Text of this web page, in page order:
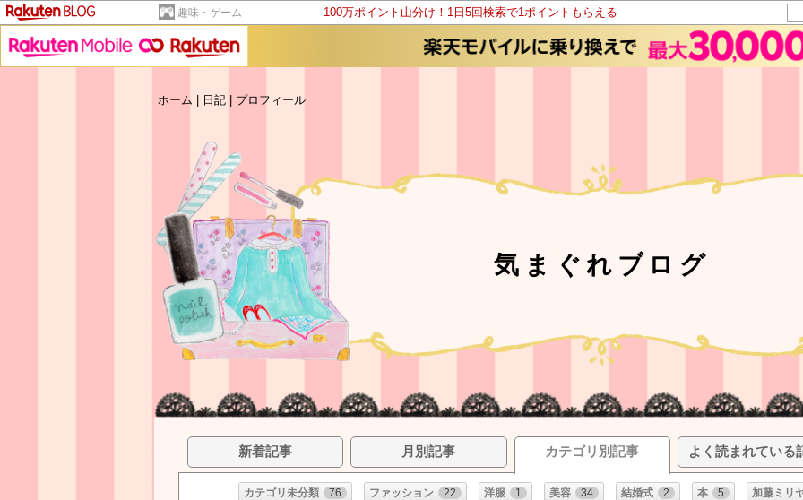
趣味・ゲーム 100万ポイント山分け！1日5回検索で1ポイントもらえる
ホーム
日記 プロフィール
気まぐれブログ
新着記事 月別記事 カテゴリ別記事 よく読まれている
カテゴリ未分類 76 ファッション 22 洋服 1 美容 34 結婚式 2 本 5 加藤ミリ